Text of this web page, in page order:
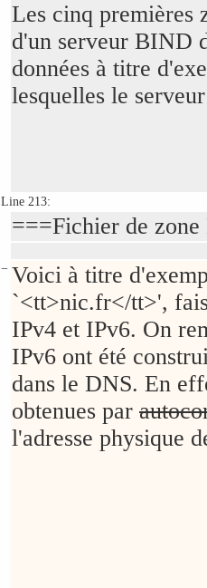
Les cinq premières
d'un serveur BIND
données à titre
lesquelles le
Line 213:
===Fichier de
− Voici à titre
`<tt>nic.fr</tt>',
IPv4 et IPv6. On
IPv6 ont été
dans le DNS. En
obtenues par
l'adresse physique